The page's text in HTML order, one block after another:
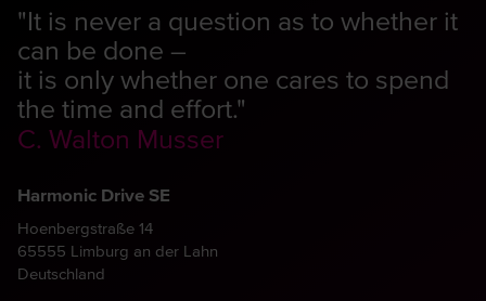
"It is never a question as to whether it
can be done –
it is only whether one cares to spend
the time and effort."
C. Walton Musser
Harmonic Drive SE
Hoenbergstraße 14
65555 Limburg an der Lahn
Deutschland